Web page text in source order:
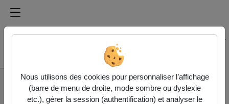
Médiathèque de l'université Paris
Rechercher un média sur Médiathèque de l'université
Accueil
Vidéos
Présentation Master
2 Économie de la
Nous utilisons des cookies pour personnaliser l’affichage
(barre de menu de droite, mode sombre ou dyslexie
etc.), gérer la session (authentification) et analyser le